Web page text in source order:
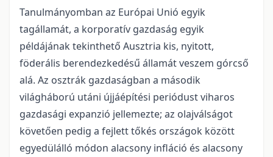
Tanulmányomban az Európai Unió egyik
tagállamát, a korporatív gazdaság egyik
példájának tekinthető Ausztria kis, nyitott,
föderális berendezkedésű államát veszem górcső
alá. Az osztrák gazdaságban a második
világháború utáni újjáépítési periódust viharos
gazdasági expanzió jellemezte; az olajválságot
követően pedig a fejlett tőkés országok között
egyedülálló módon alacsony infláció és alacsony